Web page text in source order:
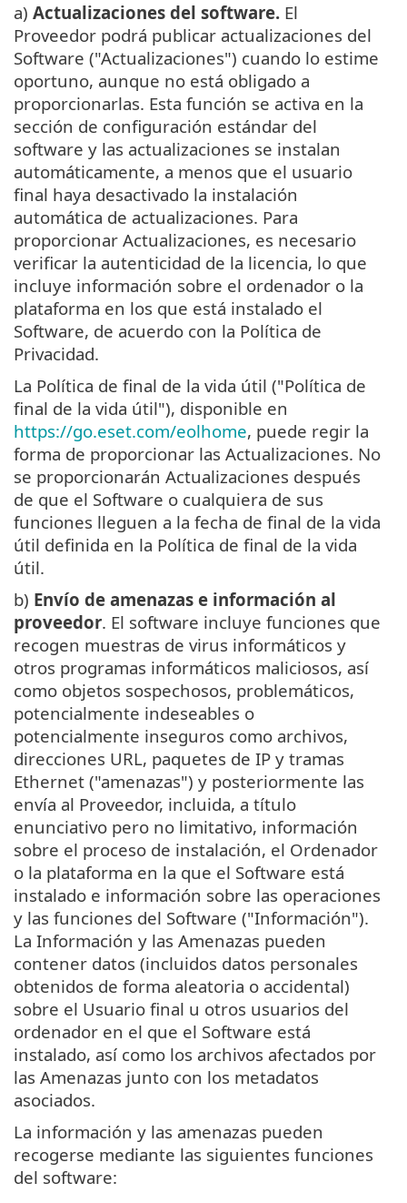
a) Actualizaciones del software. El
Proveedor podrá publicar actualizaciones del
Software ("Actualizaciones") cuando lo estime
oportuno, aunque no está obligado a
proporcionarlas. Esta función se activa en la
sección de configuración estándar del
software y las actualizaciones se instalan
automáticamente, a menos que el usuario
final haya desactivado la instalación
automática de actualizaciones. Para
proporcionar Actualizaciones, es necesario
verificar la autenticidad de la licencia, lo que
incluye información sobre el ordenador o la
plataforma en los que está instalado el
Software, de acuerdo con la Política de
Privacidad.
La Política de final de la vida útil ("Política de
final de la vida útil"), disponible en
https://go.eset.com/eolhome, puede regir la
forma de proporcionar las Actualizaciones. No
se proporcionarán Actualizaciones después
de que el Software o cualquiera de sus
funciones lleguen a la fecha de final de la vida
útil definida en la Política de final de la vida
útil.
b) Envío de amenazas e información al
proveedor. El software incluye funciones que
recogen muestras de virus informáticos y
otros programas informáticos maliciosos, así
como objetos sospechosos, problemáticos,
potencialmente indeseables o
potencialmente inseguros como archivos,
direcciones URL, paquetes de IP y tramas
Ethernet ("amenazas") y posteriormente las
envía al Proveedor, incluida, a título
enunciativo pero no limitativo, información
sobre el proceso de instalación, el Ordenador
o la plataforma en la que el Software está
instalado e información sobre las operaciones
y las funciones del Software ("Información").
La Información y las Amenazas pueden
contener datos (incluidos datos personales
obtenidos de forma aleatoria o accidental)
sobre el Usuario final u otros usuarios del
ordenador en el que el Software está
instalado, así como los archivos afectados por
las Amenazas junto con los metadatos
asociados.
La información y las amenazas pueden
recogerse mediante las siguientes funciones
del software: